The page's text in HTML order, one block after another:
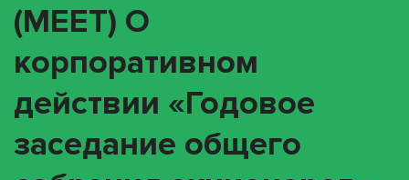
(MEET) О
корпоративном
действии «Годовое
заседание общего